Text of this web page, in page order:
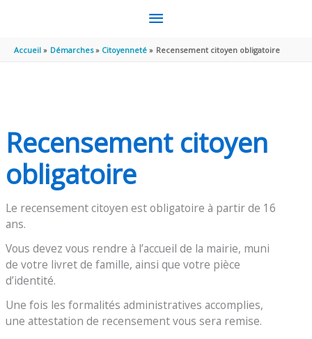
MENU
PRINCIPAL
Accueil Démarches Citoyenneté Recensement citoyen obligatoire
Recensement citoyen
obligatoire
Le recensement citoyen est obligatoire à partir de 16
ans.
Vous devez vous rendre à l’accueil de la mairie, muni
de votre livret de famille, ainsi que votre pièce
d’identité.
Une fois les formalités administratives accomplies,
une attestation de recensement vous sera remise.